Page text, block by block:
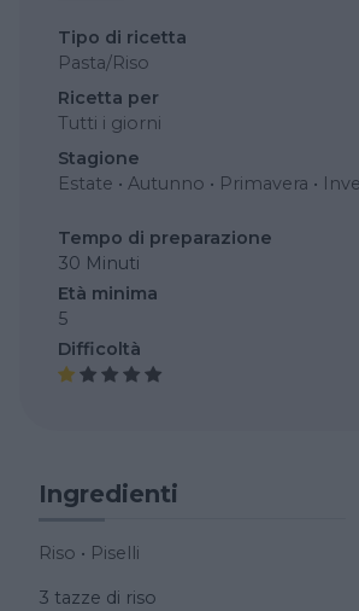
Tipo di ricetta
Pasta/Riso
Ricetta per
Tutti i giorni
Stagione
Estate • Autunno • Primavera •
Tempo di preparazione
30 Minuti
Età minima
5
Difficoltà
Ingredienti
Riso • Piselli
3 tazze di riso